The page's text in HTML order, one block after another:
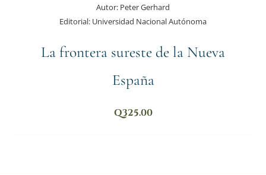
Autor: Peter Gerhard
Editorial: Universidad Nacional Autónoma
La frontera sureste de la Nueva
España
Q325.00